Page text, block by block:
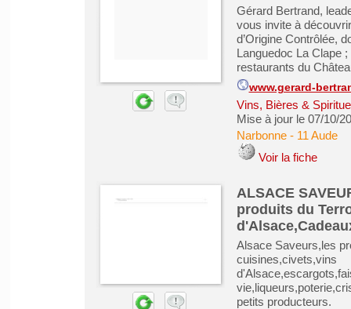
Gérard Bertrand,
vous invite à
d’Origine Contrôlée,
Languedoc La Clape
restaurants du
www.gerard-
Vins, Bières &
Mise à jour le 07/10/
Narbonne- 11 Aude
Voir la fiche
ALSACE
produits du
Alsace Saveurs,les
cuisines,civets,vins
petits producteurs.